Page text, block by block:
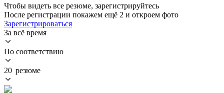
Чтобы видеть все резюме, зарегистрируйтесь
После регистрации покажем ещё 2 и откроем фото
Зарегистрироваться
За всё время
По соответствию
20 резюме